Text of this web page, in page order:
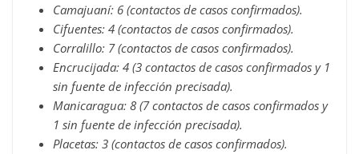
Camajuaní: 6 (contactos de casos confirmados).
Cifuentes: 4 (contactos de casos confirmados).
Corralillo: 7 (contactos de casos confirmados).
Encrucijada: 4 (3 contactos de casos confirmados y 1
sin fuente de infección precisada).
Manicaragua: 8 (7 contactos de casos confirmados y
1 sin fuente de infección precisada).
Placetas: 3 (contactos de casos confirmados).